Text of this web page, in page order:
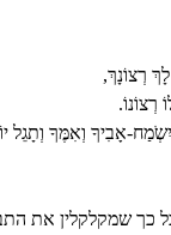
רְצוֹנָךְ,
אָבִיךָ וְאִמֶּךָ וְתָגֵל
כך שמקלקלין את